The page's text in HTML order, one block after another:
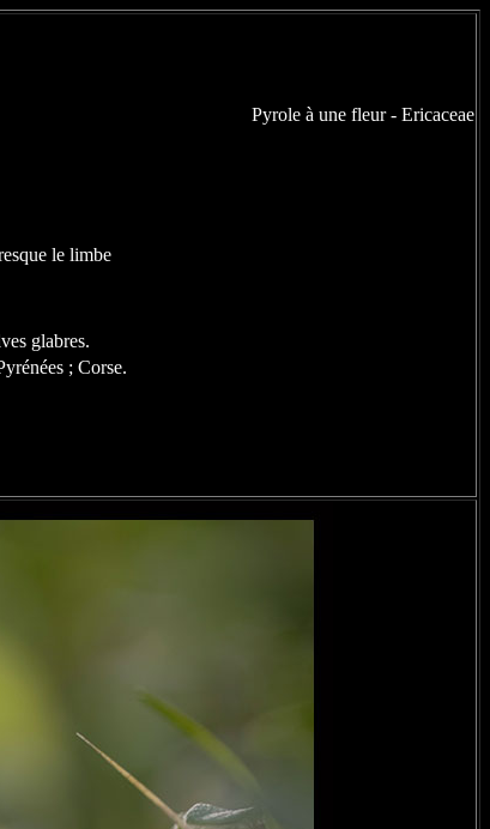
Pyrole à une fleur - Ericaceae
le limbe
glabres.
; Corse.